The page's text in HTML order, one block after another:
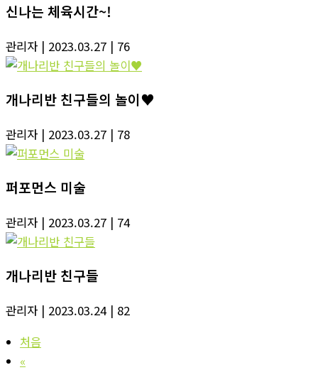
신나는 체육시간~!
관리자 | 2023.03.27 | 76
개나리반 친구들의 놀이♥
관리자 | 2023.03.27 | 78
퍼포먼스 미술
관리자 | 2023.03.27 | 74
개나리반 친구들
관리자 | 2023.03.24 | 82
처음
«